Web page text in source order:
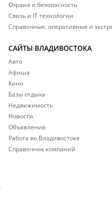
Охрана и безопасность
Связь и IT технологии
Справочные, оперативные и
САЙТЫ ВЛАДИВОСТОКА
Авто
Афиша
Кино
Базы отдыха
Недвижимость
Новости
Объявления
Работа во Владивостоке
Справочник компаний